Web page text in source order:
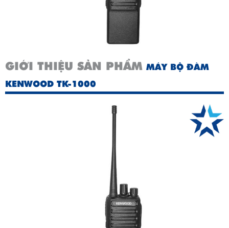
GIỚI THIỆU SẢN PHẨM MÁY BỘ ĐÀM
KENWOOD TK-1000